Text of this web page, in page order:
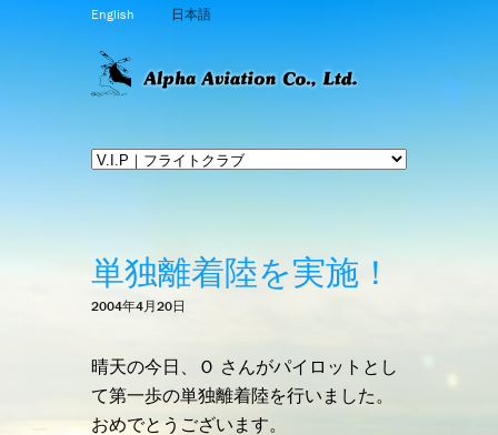
English 日本語
単独離着陸を実施！
2004年4月20日
晴天の今日、Ｏ さんがパイロットとし
て第一歩の単独離着陸を行いました。
おめでとうございます。